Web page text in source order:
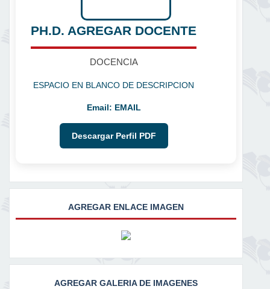
PH.D. AGREGAR DOCENTE
DOCENCIA
ESPACIO EN BLANCO DE DESCRIPCION
Email: EMAIL
Descargar Perfil PDF
AGREGAR ENLACE IMAGEN
AGREGAR GALERIA DE IMAGENES